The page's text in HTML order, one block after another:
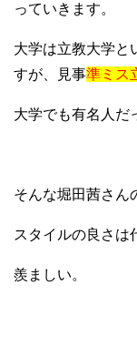
っていきます。
大学は立教大学と
すが、見事準ミス
大学でも有名人だ
そんな堀田茜さん
スタイルの良さは
羨ましい。